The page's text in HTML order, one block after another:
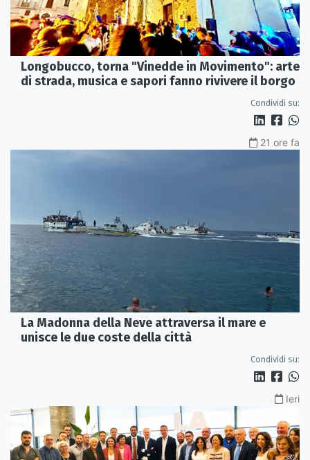
Longobucco, torna "Vinedde in Movimento": arte
di strada, musica e sapori fanno rivivere il borgo
Condividi su:
21 ore fa
La Madonna della Neve attraversa il mare e
unisce le due coste della città
Condividi su:
Ieri